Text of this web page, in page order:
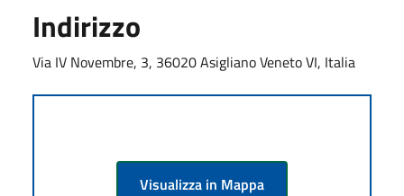
Indirizzo
Via IV Novembre, 3, 36020 Asigliano Veneto VI, Italia
Visualizza in Mappa